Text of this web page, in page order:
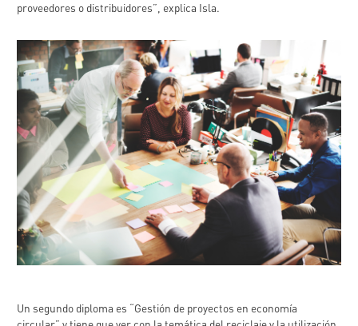
proveedores o distribuidores”, explica Isla.
Un segundo diploma es “Gestión de proyectos en economía